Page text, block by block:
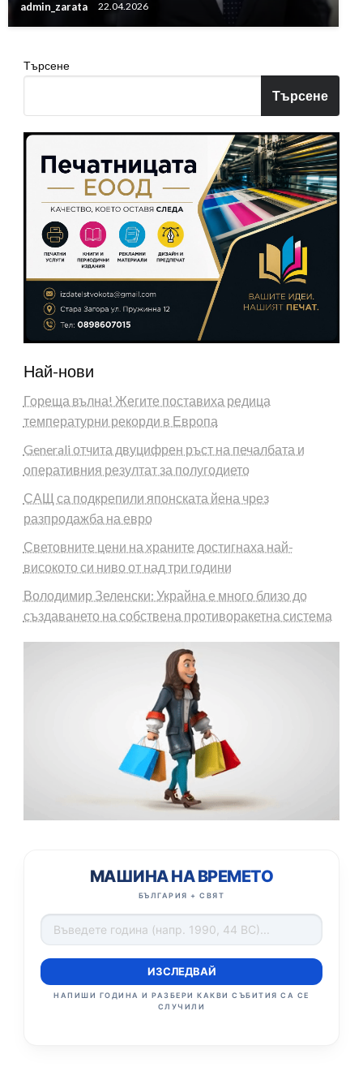
admin_zarata 22.04.2026
Търсене
Търсене
Най-нови
Гореща вълна! Жегите поставиха редица
температурни рекорди в Европа
Generali отчита двуцифрен ръст на печалбата и
оперативния резултат за полугодието
САЩ са подкрепили японската йена чрез
разпродажба на евро
Световните цени на храните достигнаха най-
високото си ниво от над три години
Володимир Зеленски: Украйна е много близо до
създаването на собствена противоракетна система
МАШИНА НА ВРЕМЕТО
БЪЛГАРИЯ + СВЯТ
ИЗСЛЕДВАЙ
НАПИШИ ГОДИНА И РАЗБЕРИ КАКВИ СЪБИТИЯ СА СЕ
СЛУЧИЛИ